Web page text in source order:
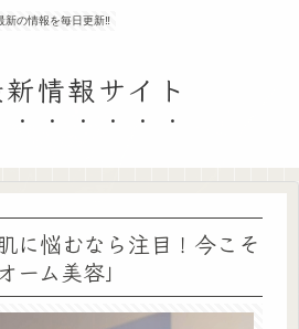
新の情報を毎日更新‼
情報サイト
に悩むなら注目！今こそ
ーム美容」